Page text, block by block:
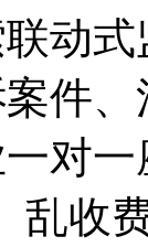
动
件
对
乱收